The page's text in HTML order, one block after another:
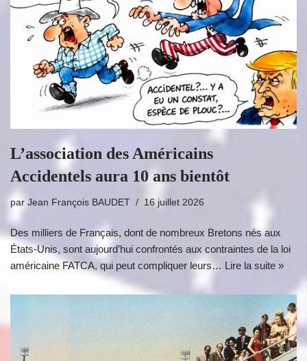
L’association des Américains
Accidentels aura 10 ans bientôt
par Jean François BAUDET 16 juillet 2026
Des milliers de Français, dont de nombreux Bretons nés aux
États-Unis, sont aujourd’hui confrontés aux contraintes de la loi
américaine FATCA, qui peut compliquer leurs… Lire la suite »